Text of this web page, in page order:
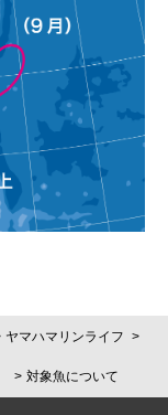
ヤマハマリンライフ
対象魚について